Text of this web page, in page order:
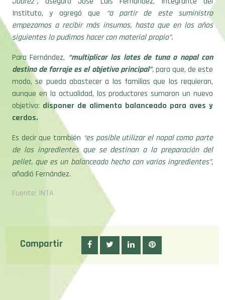
Instituto, y agregó que “a partir de este suministro
empezamos a recibir más insumos, hasta que en los años
siguientes lo pudimos hacer con material propio”.
Para Fernández, “multiplicar los lotes de tuna o nopal con
destino de forraje es el objetivo principal”,para que, de este
modo, se pueda abastecer a las familias que los requieran,
aunque en la actualidad, los productores sumaron un nuevo
objetivo: disponer de alimento balanceado para aves y
cerdos.
Es decir que también “es posible utilizar el nopal como parte
de los ingredientes que se destinan a la preparación del
pellet, que es un balanceado hecho con varios ingredientes”,
añadió Fernández.
Fuente: INTA
Compartir